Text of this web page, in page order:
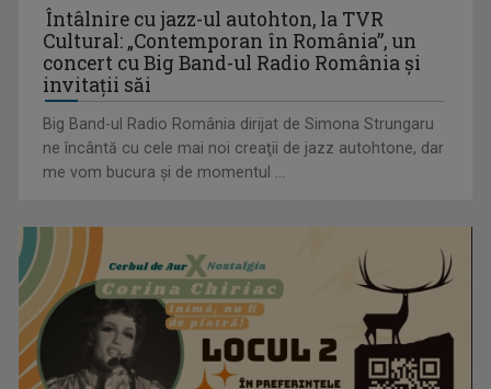
„Frații Jderi”, superproducția inspirată din opera lui Mihail
Sadoveanu, la ...
Întâlnire cu jazz-ul autohton, la TVR
Cultural: „Contemporan în România”, un
concert cu Big Band-ul Radio România şi
invitaţii săi
Big Band-ul Radio România dirijat de Simona Strungaru
ne încântă cu cele mai noi creaţii de jazz autohtone, dar
me vom bucura şi de momentul ...